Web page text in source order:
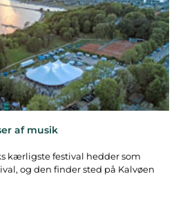
af musik
kærligste festival hedder som
og den finder sted på Kalvøen